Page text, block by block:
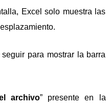
Excel solo muestra las
para mostrar la barra
archivo” presente en la